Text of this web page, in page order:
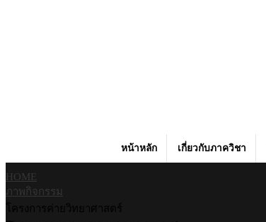
หน้าหลัก เกี่ยวกับภาควิชา
HOME
ภาพกิจกรรม